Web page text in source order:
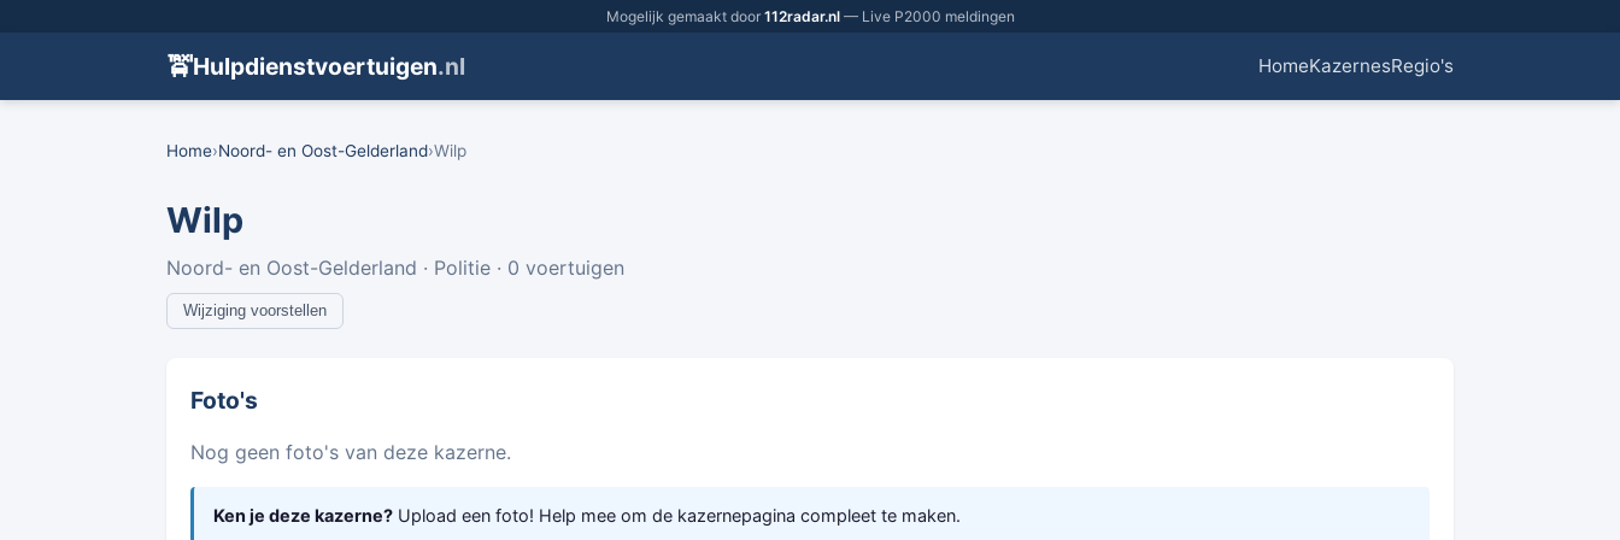
Mogelijk gemaakt door 112radar.nl— Live P2000 meldingen
🚖Hulpdienstvoertuigen.nl HomeKazernesRegio's
Home›Noord- en Oost-Gelderland›Wilp
Wilp
Noord- en Oost-Gelderland · Politie · 0 voertuigen
Wijziging voorstellen
Foto's
Nog geen foto's van deze kazerne.
Ken je deze kazerne? Upload een foto! Help mee om de kazernepagina compleet te maken.